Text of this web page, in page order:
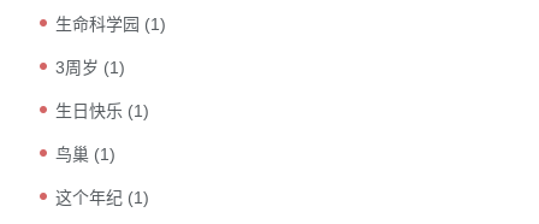
生命科学园 (1)
3周岁 (1)
生日快乐 (1)
鸟巢 (1)
这个年纪 (1)